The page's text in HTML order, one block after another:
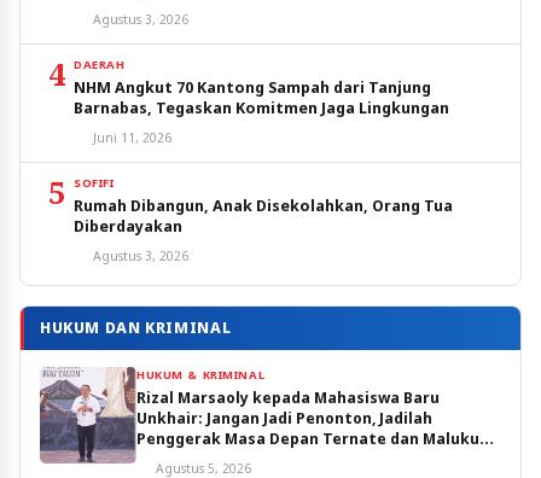
Agustus 3, 2026
4 DAERAH
NHM Angkut 70 Kantong Sampah dari Tanjung
Barnabas, Tegaskan Komitmen Jaga Lingkungan
Juni 11, 2026
5 SOFIFI
Rumah Dibangun, Anak Disekolahkan, Orang Tua
Diberdayakan
Agustus 3, 2026
HUKUM DAN KRIMINAL
HUKUM & KRIMINAL
Rizal Marsaoly kepada Mahasiswa Baru
Unkhair: Jangan Jadi Penonton, Jadilah
Penggerak Masa Depan Ternate dan Maluku
Utara
Agustus 5, 2026